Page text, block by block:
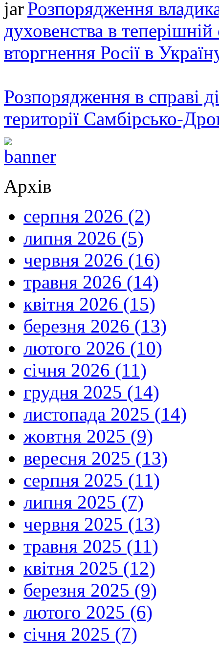
Розпорядження
духовенства в теперішній
вторгнення Росії в
Розпорядження в справі
території Самбірсько-
Архів
серпня 2026 (2)
липня 2026 (5)
червня 2026 (16)
травня 2026 (14)
квітня 2026 (15)
березня 2026 (13)
лютого 2026 (10)
січня 2026 (11)
грудня 2025 (14)
листопада 2025 (14)
жовтня 2025 (9)
вересня 2025 (13)
серпня 2025 (11)
липня 2025 (7)
червня 2025 (13)
травня 2025 (11)
квітня 2025 (12)
березня 2025 (9)
лютого 2025 (6)
січня 2025 (7)